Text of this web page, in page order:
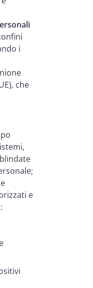
i
che
e